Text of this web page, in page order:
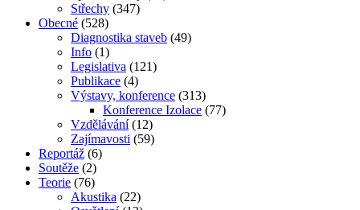
Střechy (347)
Obecné (528)
Diagnostika staveb (49)
Info (1)
Legislativa (121)
Publikace (4)
Výstavy, konference (313)
Konference Izolace (77)
Vzdělávání (12)
Zajímavosti (59)
Reportáž (6)
Soutěže (2)
Teorie (76)
Akustika (22)